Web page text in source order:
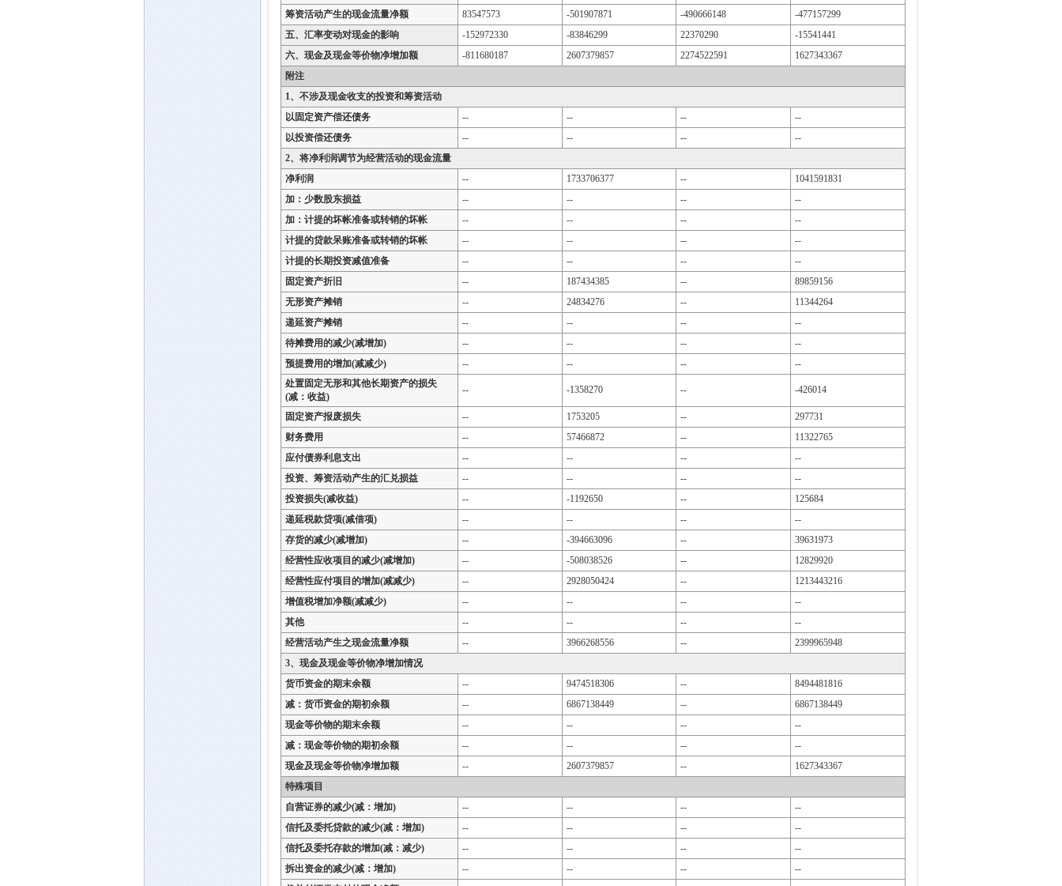
筹资活动产生的现金流量净额
83547573 -501907871 -490666148
-477157299
五、汇率变动对现金的影响
-152972330 -83846299 22370290
-15541441
六、现金及现金等价物净增加额
-811680187 2607379857 2274522591
1627343367
附注
1、不涉及现金收支的投资和筹资活动
以固定资产偿还债务
-- -- --
--
以投资偿还债务
-- -- --
--
2、将净利润调节为经营活动的现金流量
净利润
-- 1733706377 --
1041591831
加：少数股东损益
-- -- --
--
加：计提的坏帐准备或转销的坏帐
-- -- --
--
计提的贷款呆账准备或转销的坏帐
-- -- --
--
计提的长期投资减值准备
-- -- --
--
固定资产折旧
-- 187434385 --
89859156
无形资产摊销
-- 24834276 --
11344264
递延资产摊销
-- -- --
--
待摊费用的减少(减增加)
-- -- --
--
预提费用的增加(减减少)
-- -- --
--
处置固定无形和其他长期资产的损失
(减：收益)
-- -1358270 -- -426014
固定资产报废损失 -- 1753205 --
297731
财务费用
-- 57466872 --
11322765
应付债券利息支出
-- -- --
--
投资、筹资活动产生的汇兑损益
-- -- --
--
投资损失(减收益)
-- -1192650 --
125684
递延税款贷项(减借项)
-- -- --
--
存货的减少(减增加)
-- -394663096 --
39631973
经营性应收项目的减少(减增加)
-- -508038526 --
12829920
经营性应付项目的增加(减减少)
-- 2928050424 --
1213443216
增值税增加净额(减减少)
-- -- --
--
其他
-- -- --
--
经营活动产生之现金流量净额
-- 3966268556 --
2399965948
3、现金及现金等价物净增加情况
货币资金的期末余额
-- 9474518306 --
8494481816
减：货币资金的期初余额
-- 6867138449 --
6867138449
现金等价物的期末余额
-- -- --
--
减：现金等价物的期初余额
-- -- --
--
现金及现金等价物净增加额
-- 2607379857 --
1627343367
特殊项目
自营证券的减少(减：增加)
-- -- --
--
信托及委托贷款的减少(减：增加)
-- -- --
--
信托及委托存款的增加(减：减少)
-- -- --
--
拆出资金的减少(减：增加)
-- -- --
--